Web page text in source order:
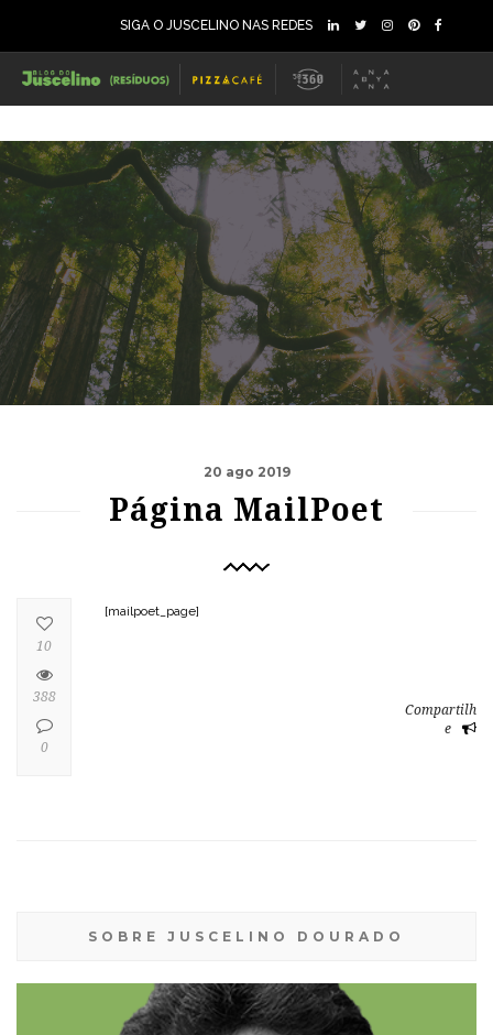
SIGA O JUSCELINO NAS REDES
20 ago 2019
Página MailPoet
[mailpoet_page]
Compartilh
e
10
388
0
SOBRE JUSCELINO DOURADO